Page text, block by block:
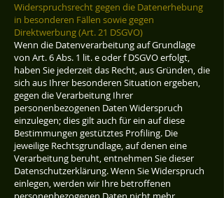
Widerspruchsrecht gegen die Datenerhebung
in besonderen Fällen sowie gegen
Direktwerbung (Art. 21 DSGVO)
Wenn die Datenverarbeitung auf Grundlage
von Art. 6 Abs. 1 lit. e oder f DSGVO erfolgt,
haben Sie jederzeit das Recht, aus Gründen, die
sich aus Ihrer besonderen Situation ergeben,
gegen die Verarbeitung Ihrer
personenbezogenen Daten Widerspruch
einzulegen; dies gilt auch für ein auf diese
Bestimmungen gestütztes Profiling. Die
jeweilige Rechtsgrundlage, auf denen eine
Verarbeitung beruht, entnehmen Sie dieser
Datenschutzerklärung. Wenn Sie Widerspruch
einlegen, werden wir Ihre betroffenen